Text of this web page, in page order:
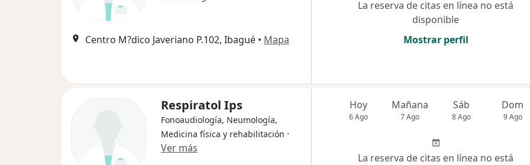
Centro M?dico Javeriano P.102, Ibagué • Mapa
La reserva de citas en línea no está
disponible
Mostrar perfil
Respiratol Ips
Fonoaudiología, Neumología,
Medicina física y rehabilitación ·
Ver más
Hoy
6 Ago
Mañana
7 Ago
Sáb
8 Ago
Dom
9 Ago
La reserva de citas en línea no está